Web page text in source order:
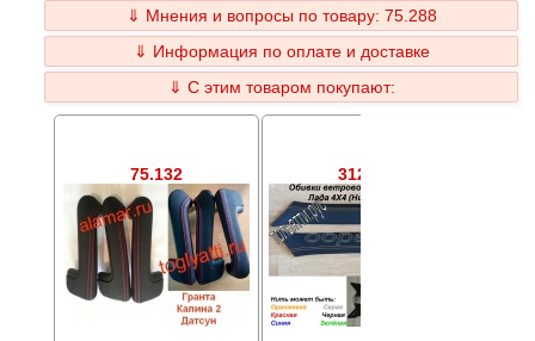
⇓ Мнения и вопросы по товару: 75.288
⇓ Информация по оплате и доставке
⇓ С этим товаром покупают:
75.132 312.98